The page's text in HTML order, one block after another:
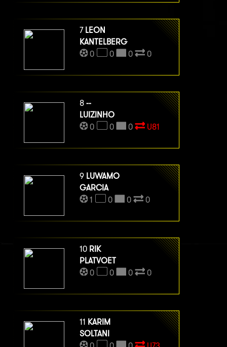
7 LEON
KANTELBERG
0
0 0 0
8 --
LUIZINHO
0
0 0 U81
9 LUWAMO
GARCIA
1
0 0 0
10 RIK
PLATVOET
0
0 0 0
11 KARIM
SOLTANI